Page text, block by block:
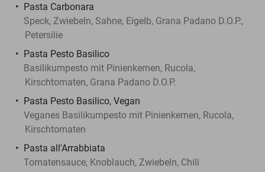
Pasta Carbonara
Speck, Zwiebeln, Sahne, Eigelb, Grana Padano D.O.P.,
Petersilie
Pasta Pesto Basilico
Basilikumpesto mit Pinienkernen, Rucola,
Kirschtomaten, Grana Padano D.O.P.
Pasta Pesto Basilico, Vegan
Veganes Basilikumpesto mit Pinienkernen, Rucola,
Kirschtomaten
Pasta all'Arrabbiata
Tomatensauce, Knoblauch, Zwiebeln, Chili